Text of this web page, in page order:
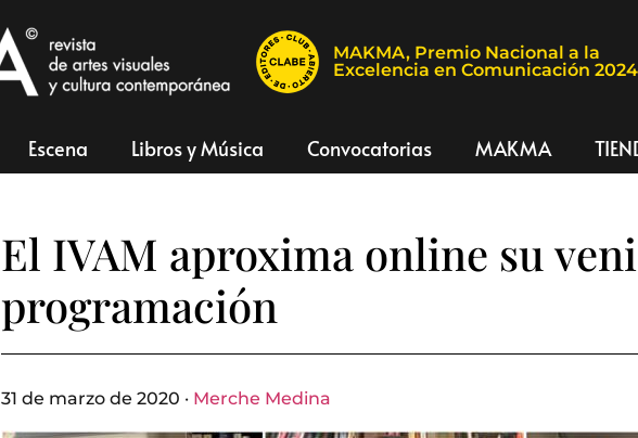
MAKMA, Premio Nacional a la
Excelencia en Comunicación 2024
Escena Libros y Música Convocatorias MAKMA
El IVAM aproxima online su
programación
31 de marzo de 2020 · Merche Medina